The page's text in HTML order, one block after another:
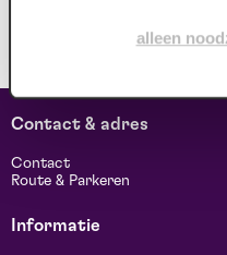
alleen
Contact & adres
Contact
Route & Parkeren
Informatie